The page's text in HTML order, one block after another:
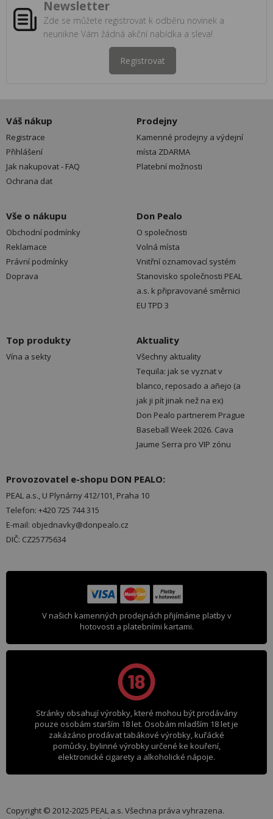
Newsletter
Zde se můžete registrovat k odběru novinek a
neunikne Vám žádná akční nabídka a sleva!
Registrovat
Váš nákup
Registrace
Přihlášení
Jak nakupovat - FAQ
Ochrana dat
Prodejny
Kamenné prodejny a výdejní
místa ZDARMA
Platební možnosti
Vše o nákupu
Obchodní podmínky
Reklamace
Právní podmínky
Doprava
Don Pealo
O společnosti
Volná místa
Vnitřní oznamovací systém
Stanovisko společnosti PEAL
a.s. k připravované směrnici
EU TPD 3
Top produkty
Vína a sekty
Aktuality
Všechny aktuality
Tequila: jak se vyznat v
blanco, reposado a añejo (a
jak ji pít jinak než na ex)
Don Pealo partnerem Prague
Baseball Week 2026. Cava
Jaume Serra pro VIP zónu
Provozovatel e-shopu DON PEALO:
PEAL a.s., U Plynárny 412/101, Praha 10
Telefon: +420 725 744 315
E-mail: objednavky@donpealo.cz
DIČ: CZ25775634
V našich kamenných prodejnách přijímáme platby v
hotovosti a platebními kartami.
Stránky obsahují výrobky, které mohou být prodávány
pouze osobám starším 18 let. Osobám mladším 18 let je
zakázáno prodávat tabákové výrobky, kuřácké
pomůcky, bylinné výrobky určené ke kouření,
elektronické cigarety a alkoholické nápoje.
Copyright © 2012-2025 PEAL a.s. Všechna práva vyhrazena.